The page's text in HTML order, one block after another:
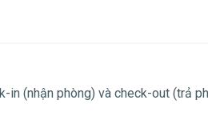
in (nhận phòng) và check-out (trả